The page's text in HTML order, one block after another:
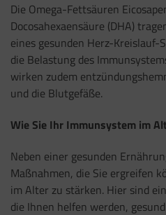
Die Omega-Fettsäuren
Docosahexaensäure (DHA)
eines gesunden Herz-Kreislauf-
die Belastung des
wirken zudem
und die Blutgefäße.
Wie Sie Ihr Immunsystem im
Neben einer gesunden
Maßnahmen, die Sie ergreifen
im Alter zu stärken. Hier sind
die Ihnen helfen werden,